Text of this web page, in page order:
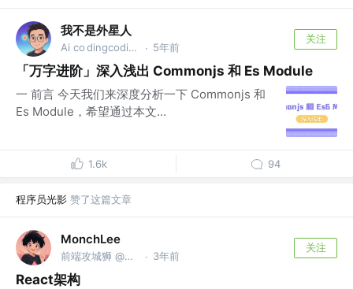
我不是外星人
Ai co dingcoding @攻粽：外星人AI进化录 · 5年前
关注
「万字进阶」深入浅出 Commonjs 和 Es Module
一 前言 今天我们来深度分析一下 Commonjs 和
Es Module，希望通过本文...
1.6k 94
程序员光影 赞了这篇文章
MonchLee
前端攻城狮 @腾讯 · 3年前
关注
React架构